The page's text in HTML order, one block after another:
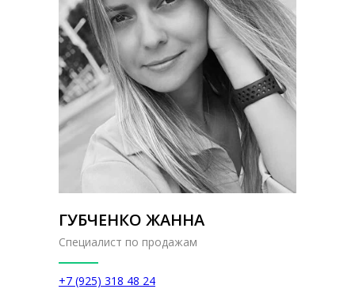
ГУБЧЕНКО ЖАННА
Специалист по продажам
+7 (925) 318 48 24